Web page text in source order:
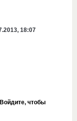
18:07
Войдите, чтобы